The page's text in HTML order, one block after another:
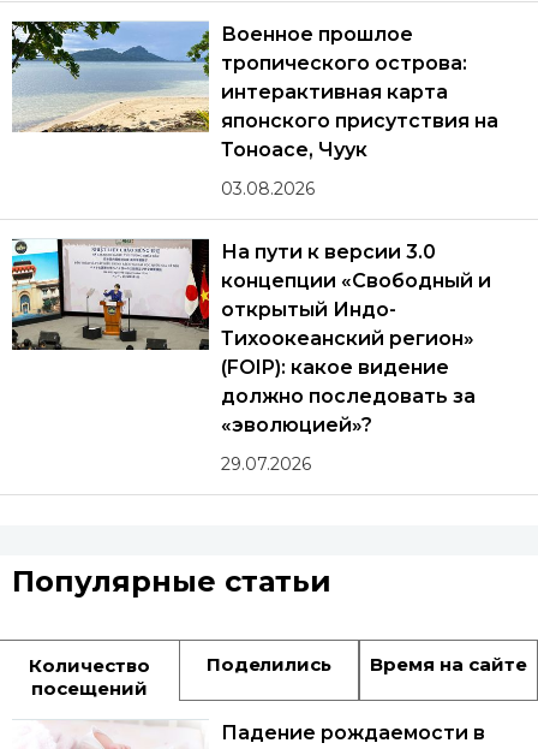
Военное прошлое
тропического острова:
интерактивная карта
японского присутствия на
Тоноасе, Чуук
03.08.2026
На пути к версии 3.0
концепции «Свободный и
открытый Индо-
Тихоокеанский регион»
(FOIP): какое видение
должно последовать за
«эволюцией»?
29.07.2026
Популярные статьи
Количество
посещений
Поделились Время на сайте
Падение рождаемости в